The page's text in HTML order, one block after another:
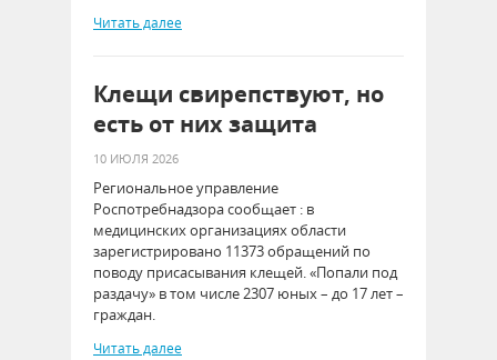
Читать далее
Клещи свирепствуют, но
есть от них защита
10 ИЮЛЯ 2026
Региональное управление
Роспотребнадзора сообщает : в
медицинских организациях области
зарегистрировано 11373 обращений по
поводу присасывания клещей. «Попали под
раздачу» в том числе 2307 юных – до 17 лет –
граждан.
Читать далее